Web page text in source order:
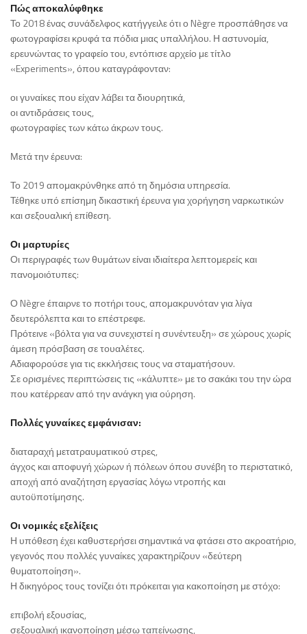
Πώς αποκαλύφθηκε
Το 2018 ένας συνάδελφος κατήγγειλε ότι ο Nègre προσπάθησε να
φωτογραφίσει κρυφά τα πόδια μιας υπαλλήλου. Η αστυνομία,
ερευνώντας το γραφείο του, εντόπισε αρχείο με τίτλο
«Experiments», όπου καταγράφονταν:
οι γυναίκες που είχαν λάβει τα διουρητικά,
οι αντιδράσεις τους,
φωτογραφίες των κάτω άκρων τους.
Μετά την έρευνα:
Το 2019 απομακρύνθηκε από τη δημόσια υπηρεσία.
Τέθηκε υπό επίσημη δικαστική έρευνα για χορήγηση ναρκωτικών
και σεξουαλική επίθεση.
Οι μαρτυρίες
Οι περιγραφές των θυμάτων είναι ιδιαίτερα λεπτομερείς και
πανομοιότυπες:
Ο Nègre έπαιρνε το ποτήρι τους, απομακρυνόταν για λίγα
δευτερόλεπτα και το επέστρεφε.
Πρότεινε «βόλτα για να συνεχιστεί η συνέντευξη» σε χώρους χωρίς
άμεση πρόσβαση σε τουαλέτες.
Αδιαφορούσε για τις εκκλήσεις τους να σταματήσουν.
Σε ορισμένες περιπτώσεις τις «κάλυπτε» με το σακάκι του την ώρα
που κατέρρεαν από την ανάγκη για ούρηση.
Πολλές γυναίκες εμφάνισαν:
διαταραχή μετατραυματικού στρες,
άγχος και αποφυγή χώρων ή πόλεων όπου συνέβη το περιστατικό,
αποχή από αναζήτηση εργασίας λόγω ντροπής και
αυτοϋποτίμησης.
Οι νομικές εξελίξεις
Η υπόθεση έχει καθυστερήσει σημαντικά να φτάσει στο ακροατήριο,
γεγονός που πολλές γυναίκες χαρακτηρίζουν «δεύτερη
θυματοποίηση».
Η δικηγόρος τους τονίζει ότι πρόκειται για κακοποίηση με στόχο:
επιβολή εξουσίας,
σεξουαλική ικανοποίηση μέσω ταπείνωσης,